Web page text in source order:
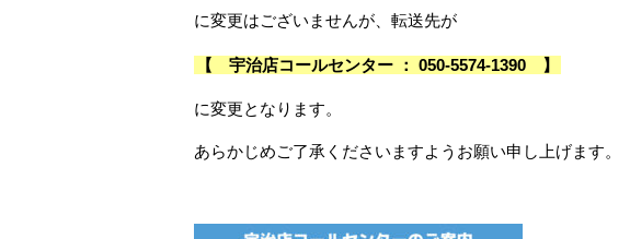
に変更はございませんが、転送先が
【 宇治店コールセンター ： 050-5574-1390 】
に変更となります。
あらかじめご了承くださいますようお願い申し上げます。